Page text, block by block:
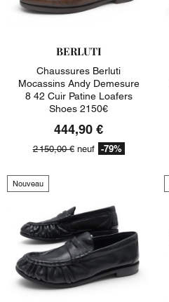
BERLUTI
Chaussures Berluti
Mocassins Andy Demesure
8 42 Cuir Patine Loafers
Shoes 2150€
444,90 €
2 150,00 €neuf -79%
Nouveau